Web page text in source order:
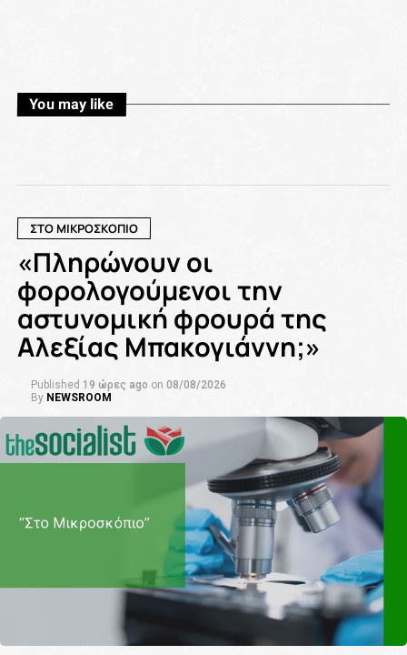
You may like
ΣΤΟ ΜΙΚΡΟΣΚΟΠΙΟ
«Πληρώνουν οι
φορολογούμενοι την
αστυνομική φρουρά της
Αλεξίας Μπακογιάννη;»
Published 19 ώρες ago on 08/08/2026
By NEWSROOM